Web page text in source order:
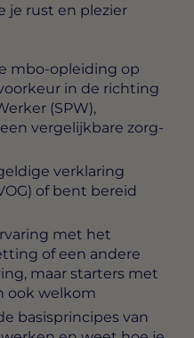
je rust en plezier
mbo-opleiding op
in de richting
(SPW),
vergelijkbare zorg-
verklaring
of bent bereid
met het
of een andere
maar starters met
ook welkom
basisprincipes van